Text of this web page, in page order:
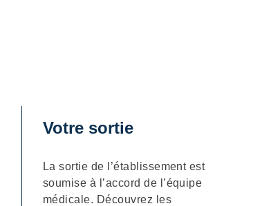
Votre sortie
La sortie de l’établissement est
soumise à l’accord de l’équipe
médicale. Découvrez les